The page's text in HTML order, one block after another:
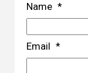
Name *
Email *